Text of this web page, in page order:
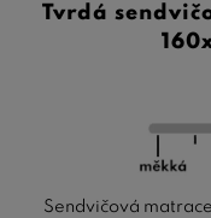
Tvrdá
Sendvičová